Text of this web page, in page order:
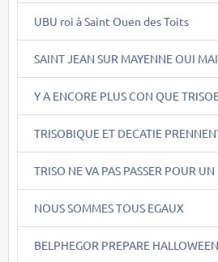
UBU roi à Saint Ouen des Toits
SAINT JEAN SUR MAYENNE OUI MAI
Y A ENCORE PLUS CON QUE
TRISOBIQUE ET DECATIE
TRISO NE VA PAS PASSER POUR UN
NOUS SOMMES TOUS EGAUX
BELPHEGOR PREPARE HALLOWEEN